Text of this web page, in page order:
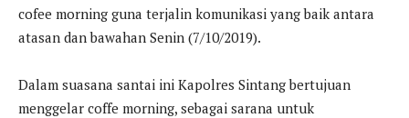
cofee morning guna terjalin komunikasi yang baik antara
atasan dan bawahan Senin (7/10/2019).
Dalam suasana santai ini Kapolres Sintang bertujuan
menggelar coffe morning, sebagai sarana untuk